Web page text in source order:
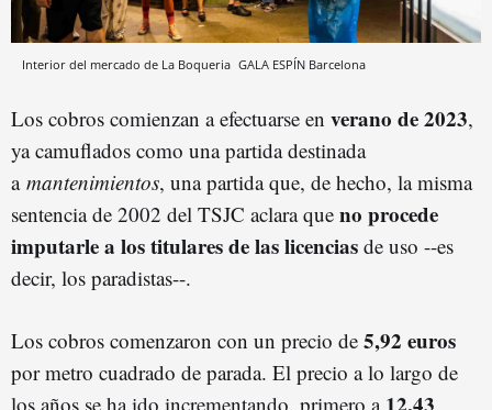
Interior del mercado de La Boqueria GALA ESPÍN Barcelona
Los cobros comienzan a efectuarse en verano de 2023,
ya camuflados como una partida destinada
a mantenimientos, una partida que, de hecho, la misma
sentencia de 2002 del TSJC aclara que no procede
imputarle a los titulares de las licencias de uso --es
decir, los paradistas--.
Los cobros comenzaron con un precio de 5,92 euros
por metro cuadrado de parada. El precio a lo largo de
los años se ha ido incrementando, primero a 12,43